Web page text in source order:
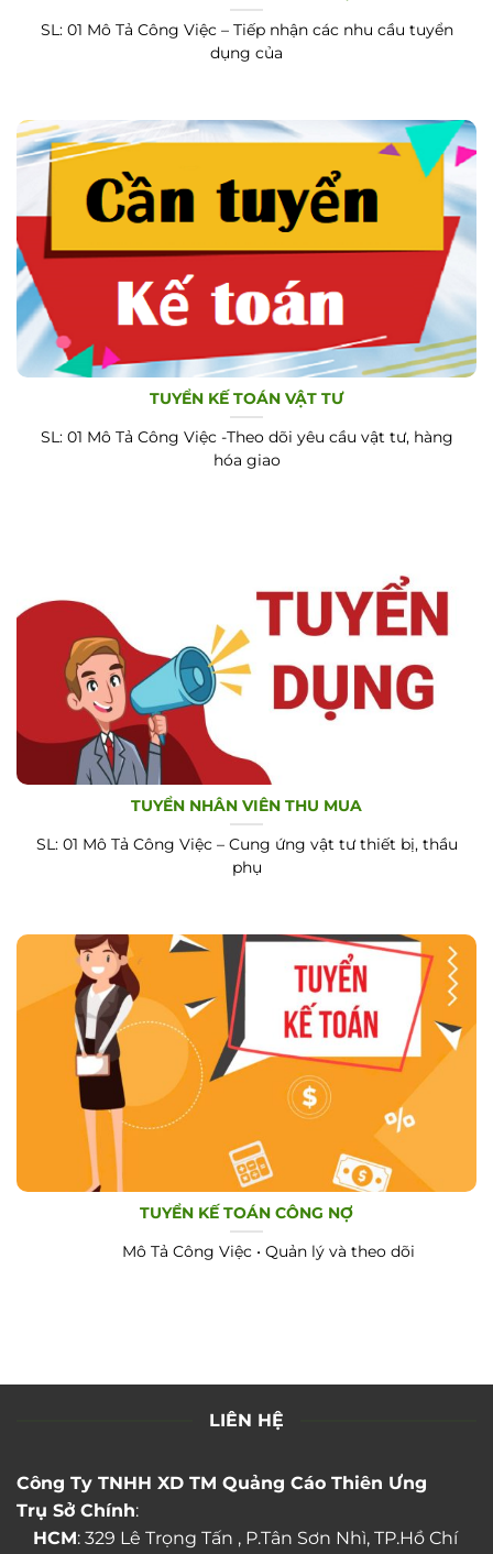
SL: 01 Mô Tả Công Việc – Tiếp nhận các nhu cầu tuyển
dụng của
TUYỂN KẾ TOÁN VẬT TƯ
SL: 01 Mô Tả Công Việc -Theo dõi yêu cầu vật tư, hàng
hóa giao
TUYỂN NHÂN VIÊN THU MUA
SL: 01 Mô Tả Công Việc – Cung ứng vật tư thiết bị, thầu
phụ
TUYỂN KẾ TOÁN CÔNG NỢ
Mô Tả Công Việc • Quản lý và theo dõi
LIÊN HỆ
Công Ty TNHH XD TM Quảng Cáo Thiên Ưng
Trụ Sở Chính:
HCM: 329 Lê Trọng Tấn , P.Tân Sơn Nhì, TP.Hồ Chí